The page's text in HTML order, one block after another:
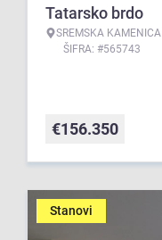
Tatarsko brdo
SREMSKA KAMENICA
ŠIFRA: #565743
€156.350
Stanovi